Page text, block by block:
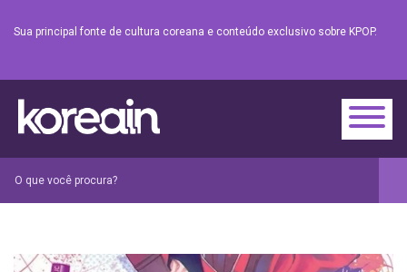
Sua principal fonte de cultura coreana e conteúdo exclusivo sobre KPOP.